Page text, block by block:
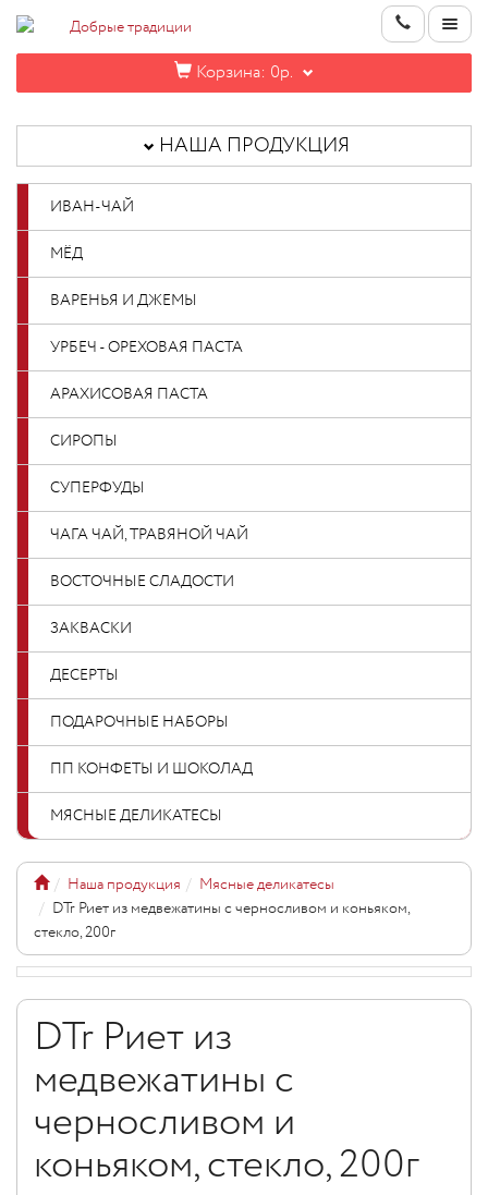
Корзина: 0р.
ИНФОРМАЦИЯ
КОНТАКТЫ
НОВИНКИ
ОПТОВИКАМ
НАША ПРОДУКЦИЯ
ИВАН-ЧАЙ
МЁД
ВАРЕНЬЯ И ДЖЕМЫ
УРБЕЧ - ОРЕХОВАЯ ПАСТА
АРАХИСОВАЯ ПАСТА
СИРОПЫ
СУПЕРФУДЫ
ЧАГА ЧАЙ, ТРАВЯНОЙ ЧАЙ
ВОСТОЧНЫЕ СЛАДОСТИ
ЗАКВАСКИ
ДЕСЕРТЫ
ПОДАРОЧНЫЕ НАБОРЫ
ПП КОНФЕТЫ И ШОКОЛАД
МЯСНЫЕ ДЕЛИКАТЕСЫ
Наша продукция
Мясные деликатесы
DTr Риет из медвежатины с черносливом и коньяком,
стекло, 200г
DTr Риет из
медвежатины с
черносливом и
коньяком, стекло, 200г